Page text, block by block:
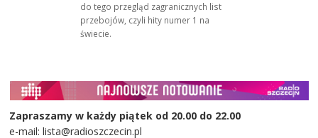
do tego przegląd zagranicznych list
przebojów, czyli hity numer 1 na
świecie.
Zapraszamy w każdy piątek od 20.00 do 22.00
e-mail: lista@radioszczecin.pl